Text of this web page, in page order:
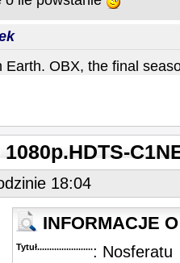
18:04
INFORMACJE
Tytuł............................................
: Nosferatu